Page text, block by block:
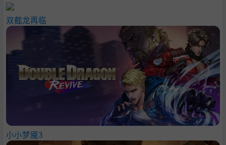
双截龙再临
小小梦魇3